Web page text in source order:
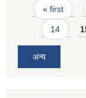
Pages
« first
14
अन्य